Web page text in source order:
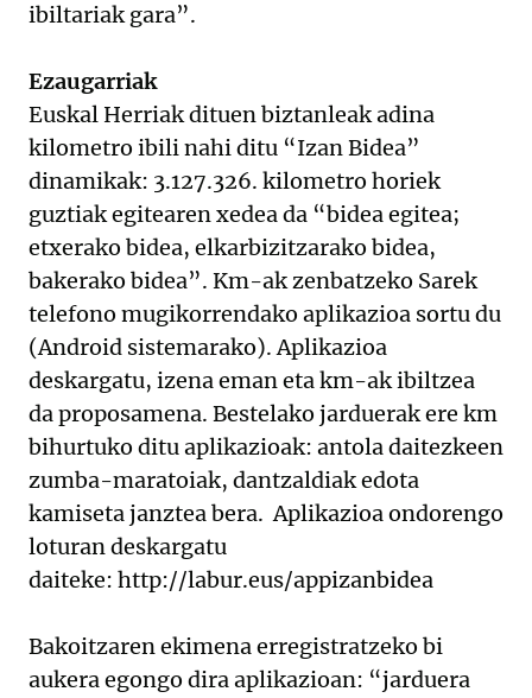
ibiltariak gara”.
Ezaugarriak
Euskal Herriak dituen biztanleak adina
kilometro ibili nahi ditu “Izan Bidea”
dinamikak: 3.127.326. kilometro horiek
guztiak egitearen xedea da “bidea egitea;
etxerako bidea, elkarbizitzarako bidea,
bakerako bidea”. Km-ak zenbatzeko Sarek
telefono mugikorrendako aplikazioa sortu du
(Android sistemarako). Aplikazioa
deskargatu, izena eman eta km-ak ibiltzea
da proposamena. Bestelako jarduerak ere km
bihurtuko ditu aplikazioak: antola daitezkeen
zumba-maratoiak, dantzaldiak edota
kamiseta janztea bera. Aplikazioa ondorengo
loturan deskargatu
daiteke: http://labur.eus/appizanbidea
Bakoitzaren ekimena erregistratzeko bi
aukera egongo dira aplikazioan: “jarduera